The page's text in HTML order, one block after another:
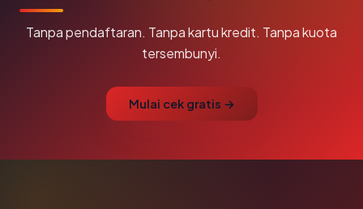
Tanpa pendaftaran. Tanpa kartu kredit. Tanpa kuota
tersembunyi.
Mulai cek gratis →